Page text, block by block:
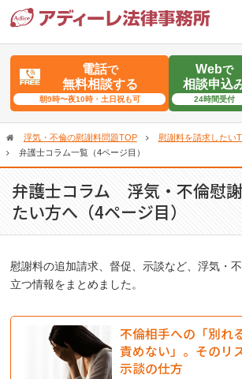
電話で
無料相談する
朝9時〜夜10時・土日祝も可
Webで
相談申込
24時間受付
浮気・不倫の慰謝料問題TOP 慰謝料を請求したい
弁護士コラム一覧（4ページ目）
弁護士コラム 浮気・不倫慰
たい方へ（4ページ目）
慰謝料の追加請求、督促、示談など、浮気・
立つ情報をまとめました。
不倫相手への「別れ
責めない」。そのリ
示談の仕方